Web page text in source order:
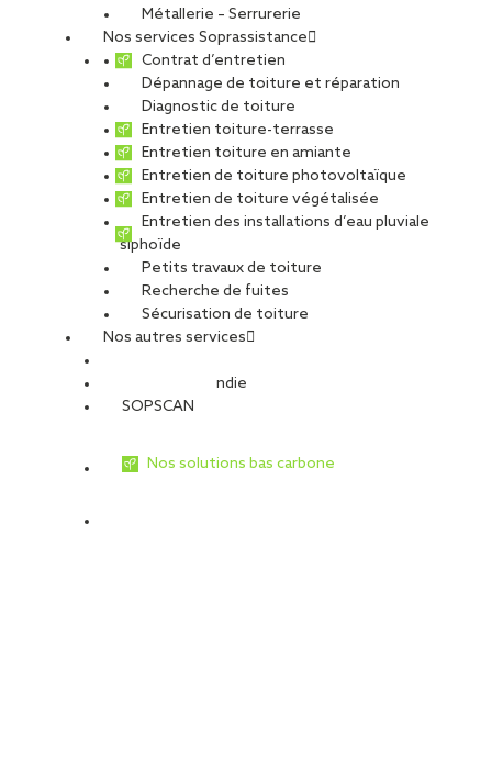
Métallerie – Serrurerie
Nos services Soprassistance
Contrat d’entretien
Dépannage de toiture et réparation
Diagnostic de toiture
Entretien toiture-terrasse
Entretien toiture en amiante
Entretien de toiture photovoltaïque
Entretien de toiture végétalisée
Entretien des installations d’eau pluviale
siphoïde
Petits travaux de toiture
Recherche de fuites
Sécurisation de toiture
Nos autres services
Sécurité Incendie
SOPSCAN
Nos solutions bas carbone